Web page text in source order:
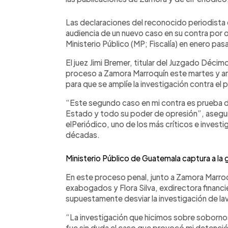
Las declaraciones del reconocido periodista
audiencia de un nuevo caso en su contra
Ministerio Público (MP; Fiscalía) en enero
El juez Jimi Bremer, titular del Juzgado
proceso a Zamora Marroquín este martes y
para que se amplíe la investigación contra el
“Este segundo caso en mi contra es
Estado y todo su poder de opresión”,
elPeriódico, uno de los más críticos e
décadas.
Ministerio Público de Guatemala captura a
En este proceso penal, junto a Zamora
exabogados y Flora Silva, exdirectora
supuestamente desviar la investigación de
“La investigación que hicimos sobre